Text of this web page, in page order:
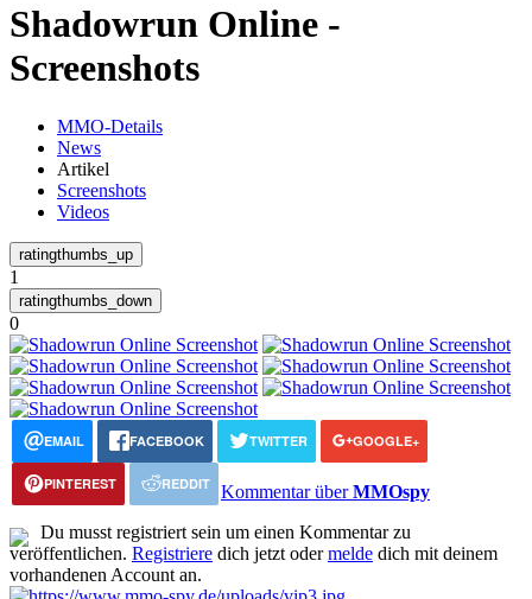
Shadowrun Online -
Screenshots
MMO-Details
News
Artikel
Screenshots
Videos
1
0
EMAIL FACEBOOK TWITTER GOOGLE+
PINTEREST REDDIT Kommentar überMMOspy
Du musst registriert sein um einen Kommentar zu
veröffentlichen. Registriere dich jetzt odermelde dich mit deinem
vorhandenen Account an.